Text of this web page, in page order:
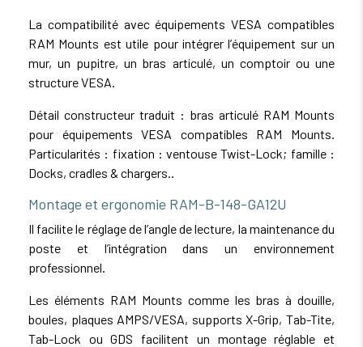
La compatibilité avec équipements VESA compatibles
RAM Mounts est utile pour intégrer l’équipement sur un
mur, un pupitre, un bras articulé, un comptoir ou une
structure VESA.
Détail constructeur traduit : bras articulé RAM Mounts
pour équipements VESA compatibles RAM Mounts.
Particularités : fixation : ventouse Twist-Lock; famille :
Docks, cradles & chargers..
Montage et ergonomie RAM-B-148-GA12U
Il facilite le réglage de l’angle de lecture, la maintenance du
poste et l’intégration dans un environnement
professionnel.
Les éléments RAM Mounts comme les bras à douille,
boules, plaques AMPS/VESA, supports X-Grip, Tab-Tite,
Tab-Lock ou GDS facilitent un montage réglable et